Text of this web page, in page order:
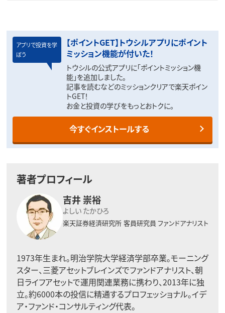
アプリで投資を学
ぼう
【ポイントGET】トウシルアプリにポイント
ミッション機能が付いた！
トウシルの公式アプリに「ポイントミッション機
能」を追加しました。
記事を読むなどのミッションクリアで楽天ポイン
トGET！
お金と投資の学びをもっとおトクに。
今すぐインストールする
著者プロフィール
吉井 崇裕
よしい たかひろ
楽天証券経済研究所 客員研究員 ファンドアナリスト
1973年生まれ。明治学院大学経済学部卒業。モーニング
スター、三菱アセットブレインズでファンドアナリスト、朝
日ライフアセットで運用関連業務に携わり、2013年に独
立。約6000本の投信に精通するプロフェッショナル。イデ
ア・ファンド・コンサルティング代表。